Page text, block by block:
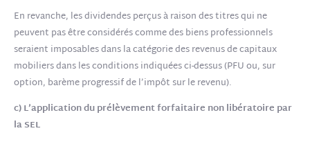
En revanche, les dividendes perçus à raison des titres qui ne
peuvent pas être considérés comme des biens professionnels
seraient imposables dans la catégorie des revenus de capitaux
mobiliers dans les conditions indiquées ci-dessus (PFU ou, sur
option, barème progressif de l’impôt sur le revenu).
c) L’application du prélèvement forfaitaire non libératoire par
la SEL